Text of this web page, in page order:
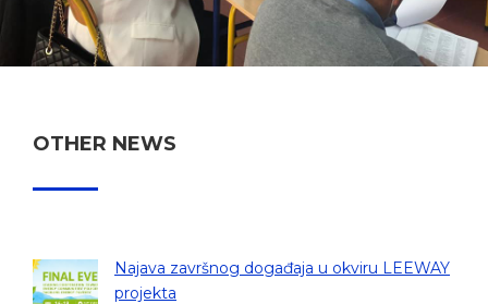
OTHER NEWS
Najava završnog događaja u okviru LEEWAY
projekta